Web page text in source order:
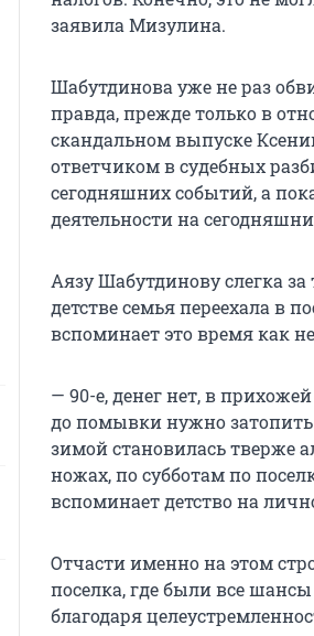
заявила Мизулина.
Шабутдинова уже не раз
правда, прежде только в
скандальном выпуске
ответчиком в судебных
сегодняшних событий, а
деятельности на
Аязу Шабутдинову слегка
детстве семья переехала в
вспоминает это время как
— 90-е, денег нет, в
до помывки нужно затопить
зимой становилась тверже
ножах, по субботам по
вспоминает детство на
Отчасти именно на этом
поселка, где были все
благодаря